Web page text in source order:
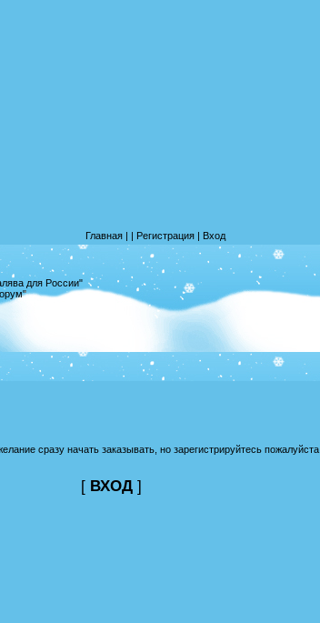
Главная| | Регистрация| Вход
для России"
сразу начать заказывать, но зарегистрируйтесь пожалуйста.
[ ВХОД ]